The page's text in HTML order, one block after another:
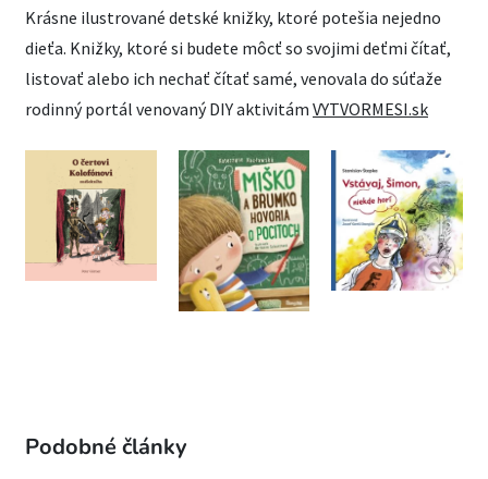
Krásne ilustrované detské knižky, ktoré potešia nejedno
dieťa. Knižky, ktoré si budete môcť so svojimi deťmi čítať,
listovať alebo ich nechať čítať samé, venovala do súťaže
rodinný portál venovaný DIY aktivitám VYTVORMESI.sk
Podobné články